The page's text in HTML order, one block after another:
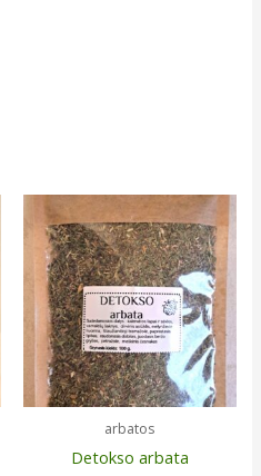
arbatos
Detokso arbata